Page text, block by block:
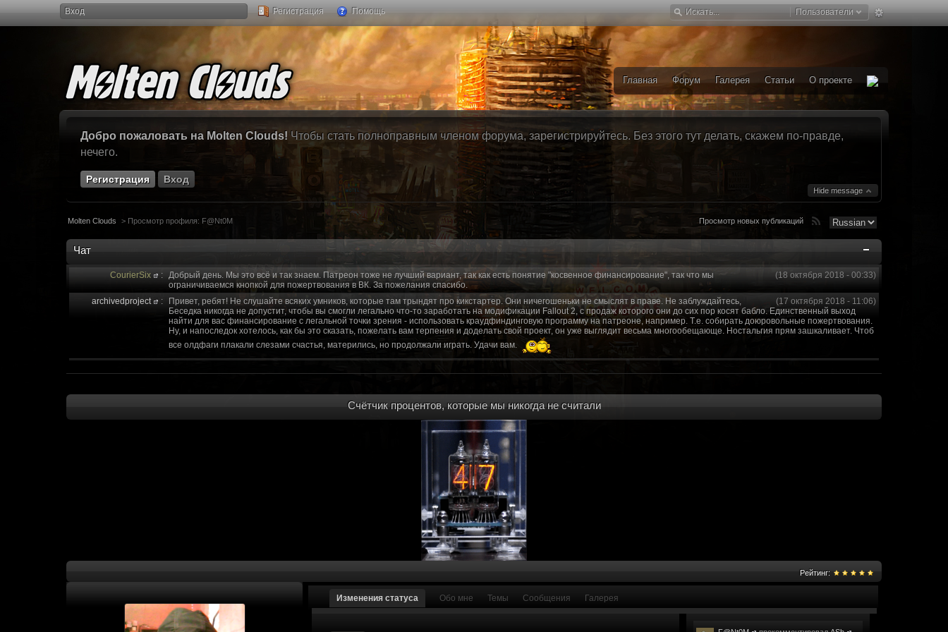
Вход Помощь
Регистрация Пользователи
Главная Форум Галерея Статьи О проекте
Добро пожаловать на Molten Clouds! Чтобы стать полноправным членом форума, зарегистрируйтесь. Без этого тут делать, скажем по-правде,
нечего.
Регистрация Вход
Hide message
Molten Clouds > Просмотр профиля: F@Nt0M Просмотр новых публикаций
Чат
CourierSix : (18 октября 2018 - 00:33)
Добрый день. Мы это всё и так знаем. Патреон тоже не лучший вариант, так как есть понятие "косвенное финансирование", так что мы
ограничиваемся кнопкой для пожертвования в ВК. За пожелания спасибо.
archivedproject
: (17 октября 2018 - 11:06)
Привет, ребят! Не слушайте всяких умников, которые там трындят про кикстартер. Они ничегошеньки не смыслят в праве. Не заблуждайтесь,
Беседка никогда не допустит, чтобы вы смогли легально что-то заработать на модификации Fallout 2, с продаж которого они до сих пор косят бабло. Единственный выход
найти для вас финансирование с легальной точки зрения - использовать краудфиндинговую программу на патреоне, например. Т.е. собирать доюровольные пожертвования.
Ну, и напоследок хотелось, как бы это сказать, пожелать вам терпения и доделать свой проект, он уже выглядит весьма многообещающе. Ностальгия прям зашкаливает. Чтоб
все олдфаги плакали слезами счастья, матерились, но продолжали играть. Удачи вам.
https://discordapp.com/invite/SxX7Zxf
Рыцарь Братства
: (09 октября 2018 - 13:36)
Здравствуйте, ребята! Может я как-то смогу вам помочь? Буду рад
Как доберемся до озвучки, постараемся связаться с вами.
Привет реббя! Жду не дождусь, вернее жду с мужеством настоящего война ваш проект, Молтены. Помогу, чем могу, как когда-то
Надо будет как-то запилить тут ссылки и на другие информационные ресурсы.https://discord.gg/WkrksnV
https://discord.gg/svX26Rs
а ещо можна крч сделать тупа 3д (три дэ ну трехмерны) катсцену крч котора я будет показывать локации ну типа пролета ну камера да? вот в обще и
показывать эту катсцену а квесты потом хорошо? ато поиграть очень хотчется и проэкт вдруг загнетца эххххх......................(
Ок. Если мы захотим сделать карту для Quake, обязательно прислушаемся к этому совету.
Сорян за нахальство, просто контент какой то у вас уже есть. А время против вас. Боевка и интерактив вам нужен в любом случае. Это база - чем раньше
тем лучше. Реактор скажем уже есть, ну вот на нем и остановитесь скажем. Даже одной локации достаточно, если скажем объявить о фишке: точности воспроизведения
оригинальной обстановки. Каждая лока будет - как выпуск. История известна, пройтись по ключевым историям и показать в 3д отдельные кусочки. Не знаю, можно даже на
базе реактор сделать очистку убежища 7 от рейдеров, не помню. Начав с боевки уже можно о квестах года через 2 -3 задуматься будет, опять же лучше будет проработать
сначала города в которых уже была боевка... Просто то что вы наметили не закончится никогда. Без релизов все загнется... )
Городом убежища и граждане напали на Гекко с целью уничтожить реактор." Точка захвата реактор. Можно мувик показать и т д. Можно Город убежище аналогично: граждане
против рейдеров... Модор против рейдеров, НКР-ГУ-НьюРено, против друг друга. Жанр "Осада города" в Falloutауте актуальна чуть не в большей части контента. Охрана
каравана опять же - локи с пустины.... 5 лок чтобы отладить боевку и проработку деталей. Это и старт для всего что надумаете в будущем и самое быстрое что из этого можно
получить....
Счётчик процентов, которые мы никогда не считали
Рейтинг:
Изменения статуса Обо мне Темы Сообщения Галерея